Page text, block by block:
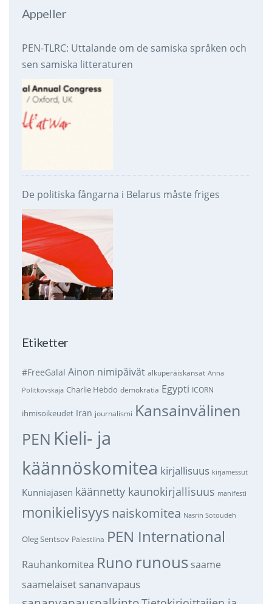
Appeller
PEN-TLRC: Uttalande om de samiska språken och
sen samiska litteraturen
De politiska fångarna i Belarus måste friges
Etiketter
#FreeGalal Ainon nimipäivät alkuperäiskansat Anna
Politkovskaja Charlie Hebdo demokratia Egypti ICORN
ihmisoikeudet Iran journalismi Kansainvälinen
PEN Kieli- ja
käännöskomitea kirjallisuus kirjamessut
Kunniajäsen käännetty kaunokirjallisuus manifesti
monikielisyys naiskomitea Nasrin Sotoudeh
Oleg Sentsov Palestiina PEN International
Rauhankomitea Runo runous saame
saamelaiset sananvapaus